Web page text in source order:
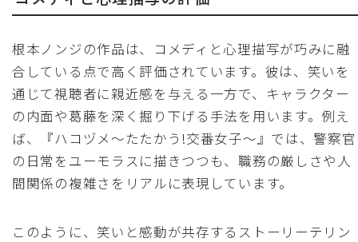
根本ノンジの作品は、コメディと心理描写が巧みに融
合している点で高く評価されています。彼は、笑いを
通じて視聴者に親近感を与える一方で、キャラクター
の内面や葛藤を深く掘り下げる手法を用います。例え
ば、『ハコヅメ〜たたかう!交番女子〜』では、警察官
の日常をユーモラスに描きつつも、職務の厳しさや人
間関係の複雑さをリアルに表現しています。
このように、笑いと感動が共存するストーリーテリン